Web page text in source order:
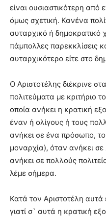
είναι ουσιαστικότερη από
όμως σχετική. Κανένα
αυταρχικό ή
πάμπολλες παρεκκλίσεις
αυταρχικότερο είτε στο
Ο Αριστοτέλης διέκρινε
πολιτεύματα με κριτήριο
οποία ανήκει η κρατική
έναν ή ολίγους ή τους
ανήκει σε ένα πρόσωπο,
μοναρχία), όταν ανήκει σε
ανήκει σε πολλούς
λέμε σήμερα.
Κατά τον Αριστοτέλη αυτά
γιατί σ` αυτά η κρατική